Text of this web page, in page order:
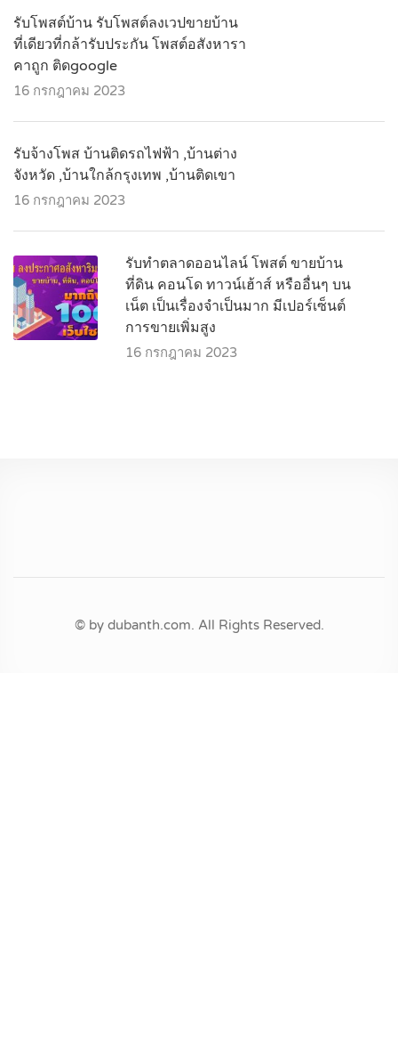
รับโพสต์บ้าน รับโพสต์ลงเวปขายบ้าน
ที่เดียวที่กล้ารับประกัน โพสต์อสังหารา
คาถูก ติดgoogle
16 กรกฎาคม 2023
รับจ้างโพส บ้านติดรถไฟฟ้า ,บ้านต่าง
จังหวัด ,บ้านใกล้กรุงเทพ ,บ้านติดเขา
16 กรกฎาคม 2023
รับทำตลาดออนไลน์ โพสต์ ขายบ้าน
ที่ดิน คอนโด ทาวน์เฮ้าส์ หรืออื่นๆ บน
เน็ต เป็นเรื่องจำเป็นมาก มีเปอร์เซ็นต์
การขายเพิ่มสูง
16 กรกฎาคม 2023
© by dubanth.com. All Rights Reserved.